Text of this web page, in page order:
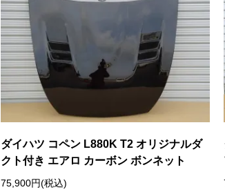
ダイハツ コペン L880K T2 オリジナルダ
クト付き エアロ カーボン ボンネット
75,900円(税込)